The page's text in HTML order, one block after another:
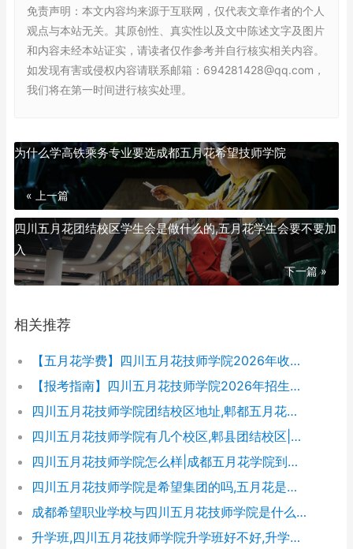
免责声明 ：本文内容均来源于互联网，仅代表文章作者的个人
观点与本站无关。其原创性、真实性以及文中陈述文字及图片
和内容未经本站证实，请读者仅作参考并自行核实相关内容。
如发现有害或侵权内容请联系邮箱：694281428@qq.com，
我们将在第一时间进行核实处理。
为什么学高铁乘务专业要选成都五月花希望技师学院
« 上一篇
四川五月花团结校区学生会是做什么的,五月花学生会要不要加
入
下一篇 »
相关推荐
【五月花学费】四川五月花技师学院2026年收费标准及招生专业
【报考指南】四川五月花技师学院2026年招生简章及学费表
四川五月花技师学院团结校区地址,郫都五月花校园环境好不好
四川五月花技师学院有几个校区,郫县团结校区|金堂校区|康定分校
四川五月花技师学院怎么样|成都五月花学院到底好不好
四川五月花技师学院是希望集团的吗,五月花是哪个集团的
成都希望职业学校与四川五月花技师学院是什么关系
升学班,四川五月花技师学院升学班好不好,升学率高吗|升学保障